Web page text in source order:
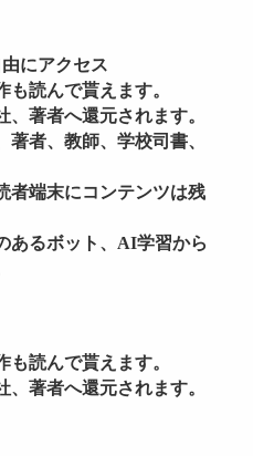
にアクセス
も読んで貰えます。
著者へ還元されます。
者、教師、学校司書、
者端末にコンテンツは残
あるボット、AI学習から
も読んで貰えます。
著者へ還元されます。